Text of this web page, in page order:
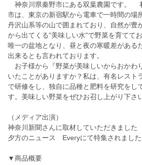
神奈川県秦野市にある双葉農園です。
市は、東京の新宿駅から電車で一時間の場
丹沢山系等の山で囲まれており、自然が豊
から出てくる"美味しい水"で野菜を育てて
唯一の盆地となり、昼と夜の寒暖差がある
出来るとも言われております。
お子様から『野菜が美味しいからおかわ
いたことがありますか？私は、有名レスト
で研修をし、独自に品種と肥料を研究をし
す。美味しい野菜をぜひお召し上がり下さい
（メディア出演）
神奈川新聞さんに取材していただきました
夕方のニュース Everyにて特集されました
▼商品概要